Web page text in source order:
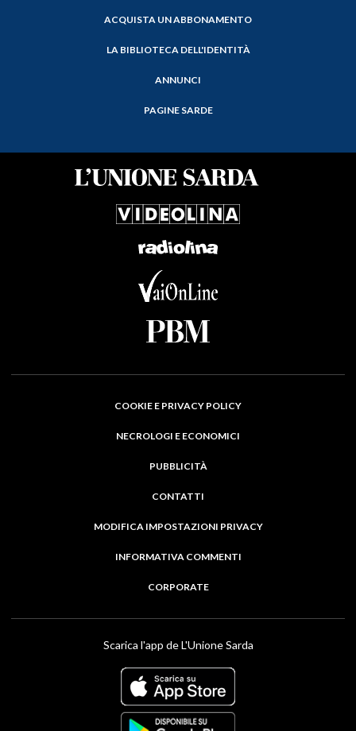
ACQUISTA UN ABBONAMENTO
LA BIBLIOTECA DELL'IDENTITÀ
ANNUNCI
PAGINE SARDE
COOKIE E PRIVACY POLICY
NECROLOGI E ECONOMICI
PUBBLICITÀ
CONTATTI
MODIFICA IMPOSTAZIONI PRIVACY
INFORMATIVA COMMENTI
CORPORATE
Scarica l'app de L'Unione Sarda